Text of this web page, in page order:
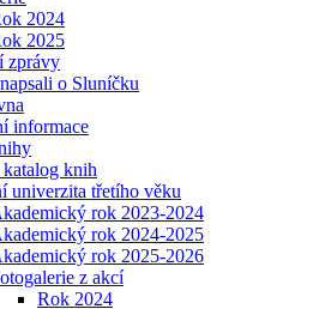
2024
2025
zprávy
o Sluníčku
informace
knih
univerzita třetího věku
rok 2023-2024
rok 2024-2025
rok 2025-2026
z akcí
Rok 2024